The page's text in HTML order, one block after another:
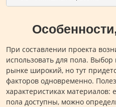
При составлении проекта
использовать для пола.
рынке широкий, но тут
факторов одновременно.
характеристиках материалов:
пола доступны, можно